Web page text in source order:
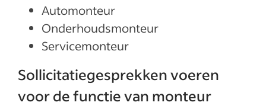
Automonteur
Onderhoudsmonteur
Servicemonteur
Sollicitatiegesprekken voeren
voor de functie van monteur